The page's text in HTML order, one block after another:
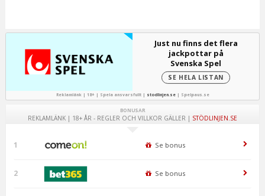
Just nu finns det flera
jackpottar på
Svenska Spel
SE HELA LISTAN
Reklamlänk | 18+ | Spela ansvarsfullt | stodlinjen.se| Spelpaus.se
BONUSAR
REKLAMLÄNK | 18+ ÅR - REGLER OCH VILLKOR GÄLLER | STÖDLINJEN.SE
1 Se bonus
2 Se bonus